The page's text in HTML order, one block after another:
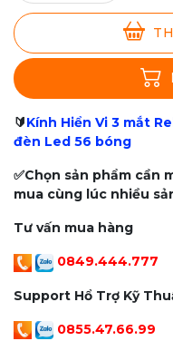
🔰Kính Hiển Vi 3 mắt
đèn Led 56 bóng
✅Chọn sản phẩm cần
mua cùng lúc nhiều
Tư vấn mua hàng
0849.444.777
Support Hổ Trợ Kỹ
0855.47.66.99